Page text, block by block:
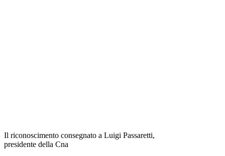
Il riconoscimento consegnato a Luigi Passaretti,
presidente della Cna